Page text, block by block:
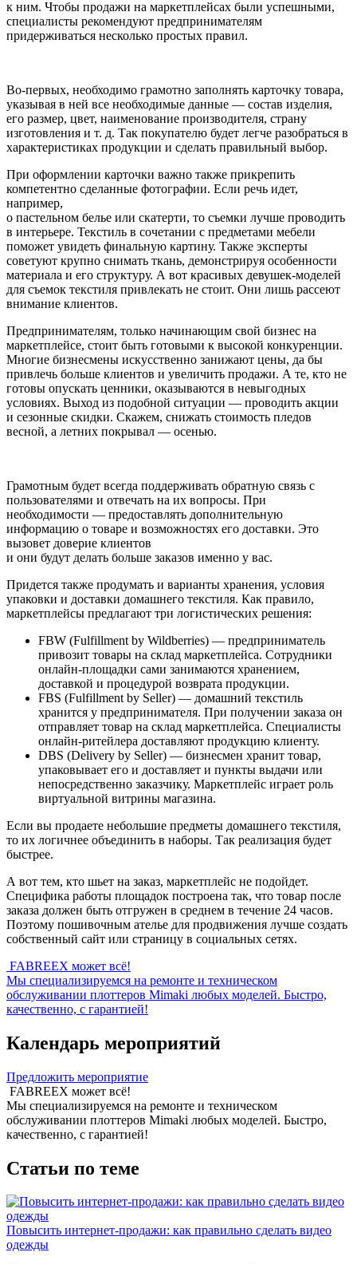
к ним. Чтобы продажи на маркетплейсах были успешными,
специалисты рекомендуют предпринимателям
придерживаться несколько простых правил.
Во-первых, необходимо грамотно заполнять карточку товара,
указывая в ней все необходимые данные — состав изделия,
его размер, цвет, наименование производителя, страну
изготовления и т. д. Так покупателю будет легче разобраться в
характеристиках продукции и сделать правильный выбор.
При оформлении карточки важно также прикрепить
компетентно сделанные фотографии. Если речь идет,
например,
о пастельном белье или скатерти, то съемки лучше проводить
в интерьере. Текстиль в сочетании с предметами мебели
поможет увидеть финальную картину. Также эксперты
советуют крупно снимать ткань, демонстрируя особенности
материала и его структуру. А вот красивых девушек-моделей
для съемок текстиля привлекать не стоит. Они лишь рассеют
внимание клиентов.
Предпринимателям, только начинающим свой бизнес на
маркетплейсе, стоит быть готовыми к высокой конкуренции.
Многие бизнесмены искусственно занижают цены, да бы
привлечь больше клиентов и увеличить продажи. А те, кто не
готовы опускать ценники, оказываются в невыгодных
условиях. Выход из подобной ситуации — проводить акции
и сезонные скидки. Скажем, снижать стоимость пледов
весной, а летних покрывал — осенью.
Грамотным будет всегда поддерживать обратную связь с
пользователями и отвечать на их вопросы. При
необходимости — предоставлять дополнительную
информацию о товаре и возможностях его доставки. Это
вызовет доверие клиентов
и они будут делать больше заказов именно у вас.
Придется также продумать и варианты хранения, условия
упаковки и доставки домашнего текстиля. Как правило,
маркетплейсы предлагают три логистических решения:
FBW (Fulfillment by Wildberries) — предприниматель
привозит товары на склад маркетплейса. Сотрудники
онлайн-площадки сами занимаются хранением,
доставкой и процедурой возврата продукции.
FBS (Fulfillment by Seller) — домашний текстиль
хранится у предпринимателя. При получении заказа он
отправляет товар на склад маркетплейса. Специалисты
онлайн-ритейлера доставляют продукцию клиенту.
DBS (Delivery by Seller) — бизнесмен хранит товар,
упаковывает его и доставляет и пункты выдачи или
непосредственно заказчику. Маркетплейс играет роль
виртуальной витрины магазина.
Если вы продаете небольшие предметы домашнего текстиля,
то их логичнее объединить в наборы. Так реализация будет
быстрее.
А вот тем, кто шьет на заказ, маркетплейс не подойдет.
Специфика работы площадок построена так, что товар после
заказа должен быть отгружен в среднем в течение 24 часов.
Поэтому пошивочным ателье для продвижения лучше создать
собственный сайт или страницу в социальных сетях.
FABREEX может всё!
Мы специализируемся на ремонте и техническом
обслуживании плоттеров Mimaki любых моделей. Быстро,
качественно, с гарантией!
Календарь мероприятий
Предложить мероприятие
FABREEX может всё!
Мы специализируемся на ремонте и техническом
обслуживании плоттеров Mimaki любых моделей. Быстро,
качественно, с гарантией!
Статьи по теме
Повысить интернет-продажи: как правильно сделать видео
одежды